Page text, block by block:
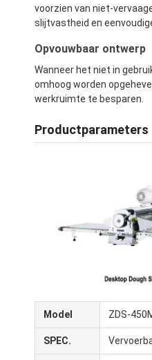
Thuis
voorzien van niet-
slijtvastheid en
Opvouwbaar ontwerp
Wanneer het niet in
omhoog worden
werkruimte te besparen.
Productparameters
Model ZDS-
SPEC.